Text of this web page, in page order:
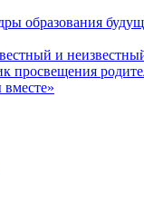
образования
и
просвещения